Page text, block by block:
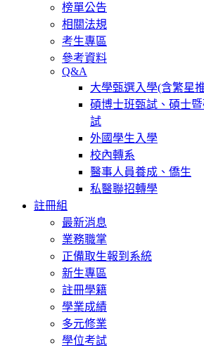
榜單公告
相關法規
考生專區
參考資料
Q&A
大學甄選入學(含繁星
碩博士班甄試、碩士
試
外國學生入學
校內轉系
醫事人員養成、僑生
私醫聯招轉學
註冊組
最新消息
業務職掌
正備取生報到系統
新生專區
註冊學籍
學業成績
多元修業
學位考試